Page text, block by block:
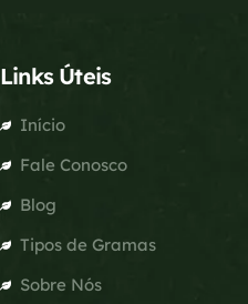
Links Úteis
Início
Fale Conosco
Blog
Tipos de Gramas
Sobre Nós